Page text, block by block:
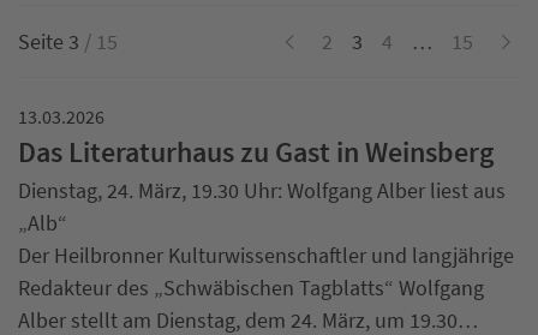
Seite 3 / 15 2 3 4 … 15
13.03.2026
Das Literaturhaus zu Gast in Weinsberg
Dienstag, 24. März, 19.30 Uhr: Wolfgang Alber liest aus
„Alb“
Der Heilbronner Kulturwissenschaftler und langjährige
Redakteur des „Schwäbischen Tagblatts“ Wolfgang
Alber stellt am Dienstag, dem 24. März, um 19.30…